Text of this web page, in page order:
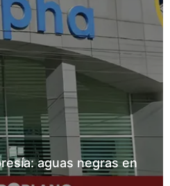
aguas negras en